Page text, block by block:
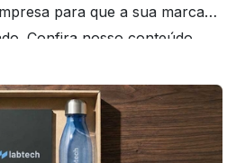
para que a sua marca
Confira nosso conteúdo